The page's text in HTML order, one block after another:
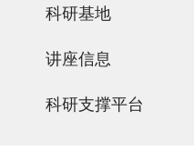
科研基地
讲座信息
科研支撑平台